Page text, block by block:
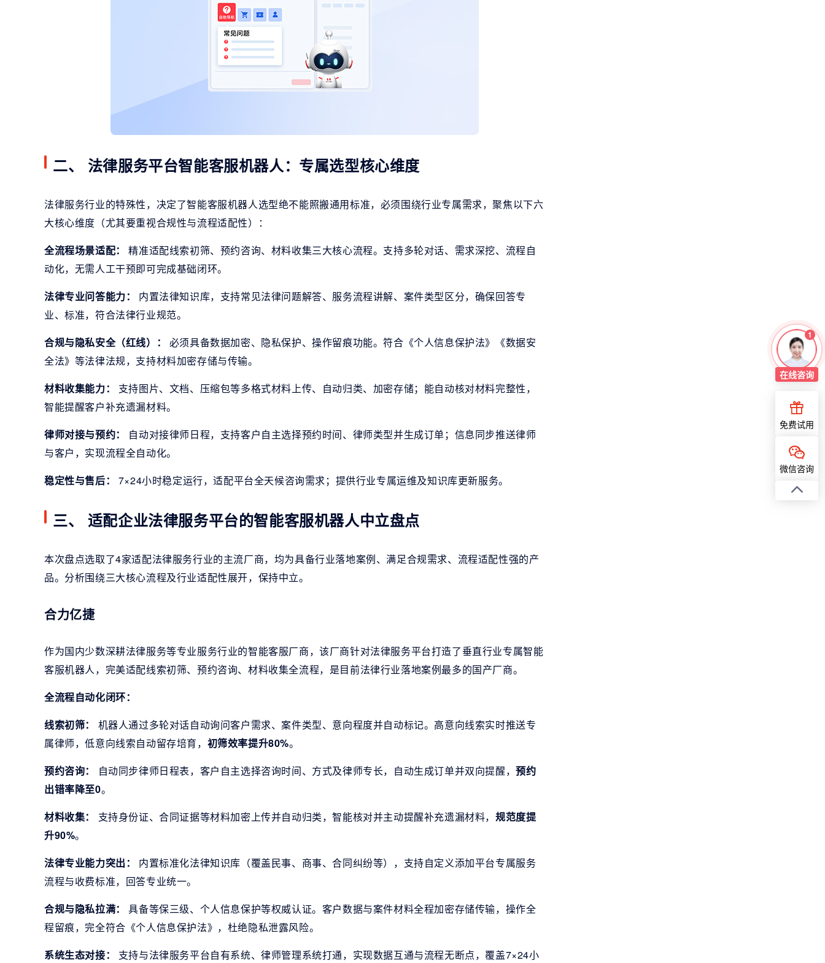
二、 法律服务平台智能客服机器人：专属选型核心维度
法律服务行业的特殊性，决定了智能客服机器人选型绝不能照搬通用标准，必须围绕行业专属需求，聚焦以下六
大核心维度（尤其要重视合规性与流程适配性）：
全流程场景适配：
精准适配线索初筛、预约咨询、材料收集三大核心流程。支持多轮对话、需求深挖、流程自
动化，无需人工干预即可完成基础闭环。
法律专业问答能力：
内置法律知识库，支持常见法律问题解答、服务流程讲解、案件类型区分，确保回答专
业、标准，符合法律行业规范。
合规与隐私安全（红线）：
必须具备数据加密、隐私保护、操作留痕功能。符合《个人信息保护法》《数据安
全法》等法律法规，支持材料加密存储与传输。
材料收集能力：
支持图片、文档、压缩包等多格式材料上传、自动归类、加密存储；能自动核对材料完整性，
智能提醒客户补充遗漏材料。
律师对接与预约：
自动对接律师日程，支持客户自主选择预约时间、律师类型并生成订单；信息同步推送律师
与客户，实现流程全自动化。
稳定性与售后：
7×24小时稳定运行，适配平台全天候咨询需求；提供行业专属运维及知识库更新服务。
三、 适配企业法律服务平台的智能客服机器人中立盘点
本次盘点选取了4家适配法律服务行业的主流厂商，均为具备行业落地案例、满足合规需求、流程适配性强的产
品。分析围绕三大核心流程及行业适配性展开，保持中立。
合力亿捷
作为国内少数深耕法律服务等专业服务行业的智能客服厂商，该厂商针对法律服务平台打造了垂直行业专属智能
客服机器人，完美适配线索初筛、预约咨询、材料收集全流程，是目前法律行业落地案例最多的国产厂商。
全流程自动化闭环：
线索初筛：
机器人通过多轮对话自动询问客户需求、案件类型、意向程度并自动标记。高意向线索实时推送专
属律师，低意向线索自动留存培育， 初筛效率提升80%。
预约咨询：
自动同步律师日程表，客户自主选择咨询时间、方式及律师专长，自动生成订单并双向提醒，预约
出错率降至0。
材料收集：
支持身份证、合同证据等材料加密上传并自动归类，智能核对并主动提醒补充遗漏材料， 规范度提
升90%。
法律专业能力突出：
内置标准化法律知识库（覆盖民事、商事、合同纠纷等），支持自定义添加平台专属服务
流程与收费标准，回答专业统一。
合规与隐私拉满：
具备等保三级、个人信息保护等权威认证。客户数据与案件材料全程加密存储传输，操作全
程留痕，完全符合《个人信息保护法》，杜绝隐私泄露风险。
系统生态对接：
支持与法律服务平台自有系统、律师管理系统打通，实现数据互通与流程无断点，覆盖7×24小
1
在线咨询
免费试用
微信咨询